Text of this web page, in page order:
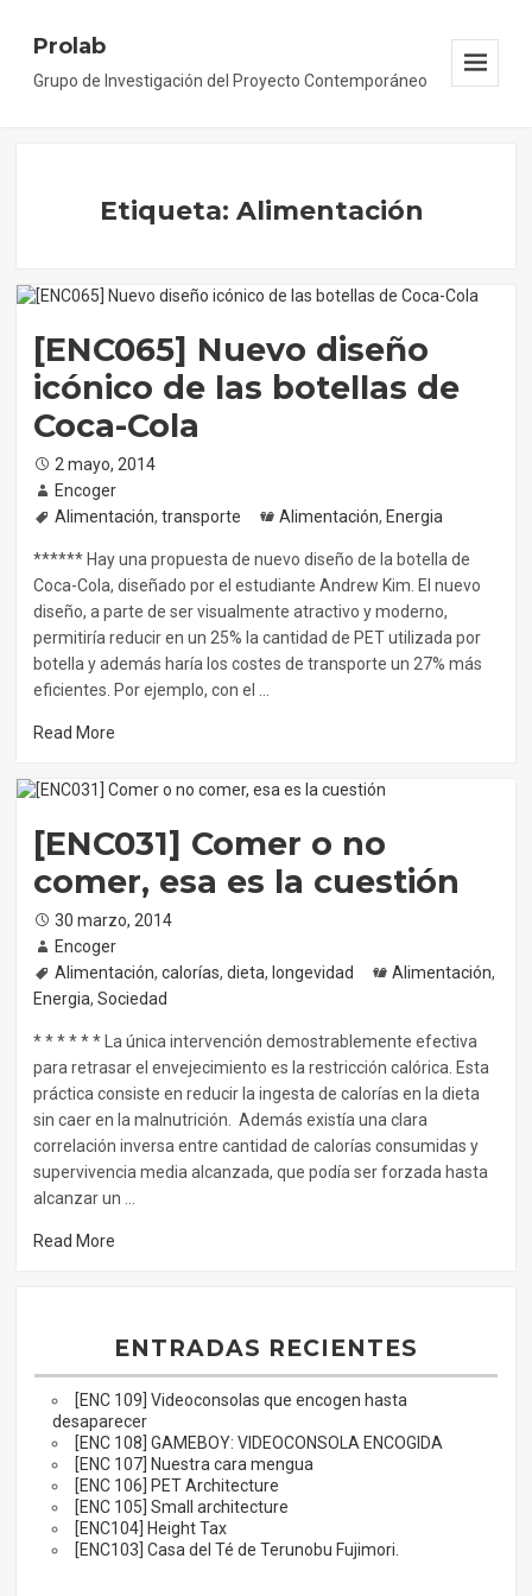
Prolab
Grupo de Investigación del Proyecto Contemporáneo
Etiqueta: Alimentación
[ENC065] Nuevo diseño
icónico de las botellas de
Coca-Cola
Posted
on
2 mayo, 2014
Author
Encoger
Tags
Alimentación, transporte Categories
Alimentación, Energia
****** Hay una propuesta de nuevo diseño de la botella de
Coca-Cola, diseñado por el estudiante Andrew Kim. El nuevo
diseño, a parte de ser visualmente atractivo y moderno,
permitiría reducir en un 25% la cantidad de PET utilizada por
botella y además haría los costes de transporte un 27% más
eficientes. Por ejemplo, con el …
Read More
[ENC031] Comer o no
comer, esa es la cuestión
Posted
on
30 marzo, 2014
Author
Encoger
Tags
Alimentación, calorías, dieta, longevidad Categories
Alimentación,
Energia, Sociedad
* * * * * * La única intervención demostrablemente efectiva
para retrasar el envejecimiento es la restricción calórica. Esta
práctica consiste en reducir la ingesta de calorías en la dieta
sin caer en la malnutrición. Además existía una clara
correlación inversa entre cantidad de calorías consumidas y
supervivencia media alcanzada, que podía ser forzada hasta
alcanzar un …
Read More
ENTRADAS RECIENTES
[ENC 109] Videoconsolas que encogen hasta
desaparecer
[ENC 108] GAMEBOY: VIDEOCONSOLA ENCOGIDA
[ENC 107] Nuestra cara mengua
[ENC 106] PET Architecture
[ENC 105] Small architecture
[ENC104] Height Tax
[ENC103] Casa del Té de Terunobu Fujimori.